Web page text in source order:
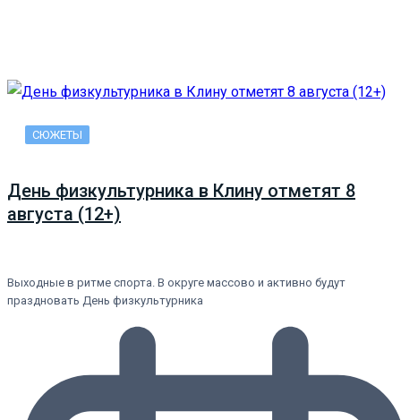
СЮЖЕТЫ
День физкультурника в Клину отметят 8
августа (12+)
Выходные в ритме спорта. В округе массово и активно будут
праздновать День физкультурника